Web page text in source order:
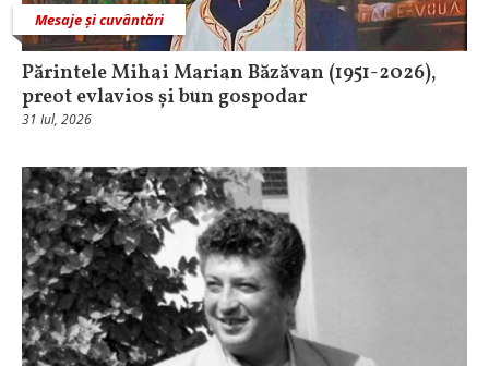
Mesaje și cuvântări
Părintele Mihai Marian Băzăvan (1951-2026),
preot evlavios și bun gospodar
31 Iul, 2026